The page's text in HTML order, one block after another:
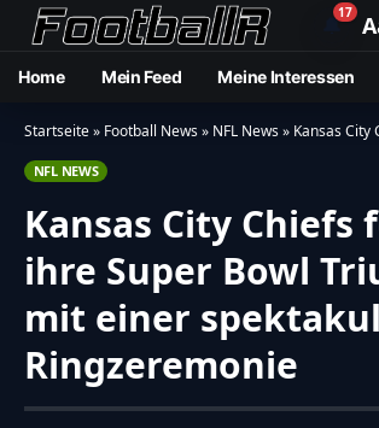
🔔17
Home Mein Feed Meine Interessen
Startseite» Football News» NFL News» Kansas City Chiefs feiern ihre
NFL NEWS
Kansas City Chiefs
ihre Super Bowl
mit einer
Ringzeremonie